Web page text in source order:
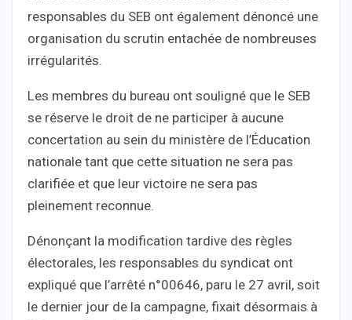
responsables du SEB ont également dénoncé une
organisation du scrutin entachée de nombreuses
irrégularités.
Les membres du bureau ont souligné que le SEB
se réserve le droit de ne participer à aucune
concertation au sein du ministère de l’Éducation
nationale tant que cette situation ne sera pas
clarifiée et que leur victoire ne sera pas
pleinement reconnue.
Dénonçant la modification tardive des règles
électorales, les responsables du syndicat ont
expliqué que l’arrêté n°00646, paru le 27 avril, soit
le dernier jour de la campagne, fixait désormais à